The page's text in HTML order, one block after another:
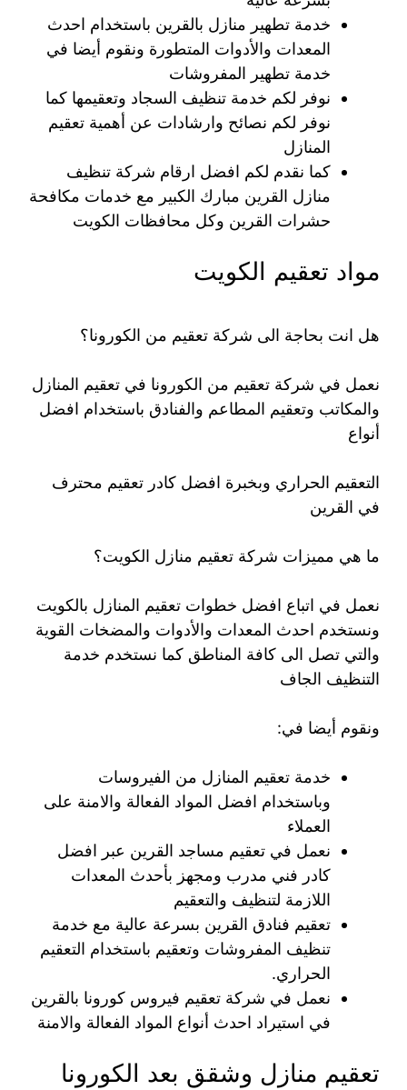
خدمة تطهير منازل بالقرين باستخدام احدث
المعدات والأدوات المتطورة ونقوم أيضا في
خدمة تطهير المفروشات
نوفر لكم خدمة تنظيف السجاد وتعقيمها كما
نوفر لكم نصائح وارشادات عن أهمية تعقيم
المنازل
كما نقدم لكم افضل ارقام شركة تنظيف
منازل القرين مبارك الكبير مع خدمات مكافحة
حشرات القرين وكل محافظات الكويت
مواد تعقيم الكويت
هل انت بحاجة الى شركة تعقيم من الكورونا؟
نعمل في شركة تعقيم من الكورونا في تعقيم المنازل
والمكاتب وتعقيم المطاعم والفنادق باستخدام افضل
أنواع
التعقيم الحراري وبخبرة افضل كادر تعقيم محترف
في القرين
ما هي مميزات شركة تعقيم منازل الكويت؟
نعمل في اتباع افضل خطوات تعقيم المنازل بالكويت
ونستخدم احدث المعدات والأدوات والمضخات القوية
والتي تصل الى كافة المناطق كما نستخدم خدمة
التنظيف الجاف
ونقوم أيضا في:
خدمة تعقيم المنازل من الفيروسات
وباستخدام افضل المواد الفعالة والامنة على
العملاء
نعمل في تعقيم مساجد القرين عبر افضل
كادر فني مدرب ومجهز بأحدث المعدات
اللازمة لتنظيف والتعقيم
تعقيم فنادق القرين بسرعة عالية مع خدمة
تنظيف المفروشات وتعقيم باستخدام التعقيم
الحراري.
نعمل في شركة تعقيم فيروس كورونا بالقرين
في استيراد احدث أنواع المواد الفعالة والامنة
تعقيم منازل وشقق بعد الكورونا